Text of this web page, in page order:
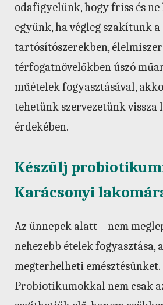
odafigyelünk, hogy friss és
együnk, ha végleg szakítunk a
tartósítószerekben,
térfogatnövelőkben úszó
műételek fogyasztásával,
tehetünk szervezetünk vissza
érdekében.
Készülj
Karácsonyi
Az ünnepek alatt – nem
nehezebb ételek fogyasztása,
megterhelheti emésztésünket.
Probiotikumokkal nem csak